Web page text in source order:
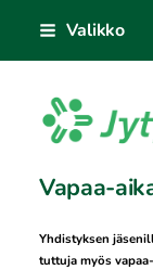
sisältöön
Valikko
Vapaa-
Yhdistyksen
tuttuja myös